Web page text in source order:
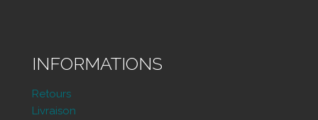
INFORMATIONS
Retours
Livraison